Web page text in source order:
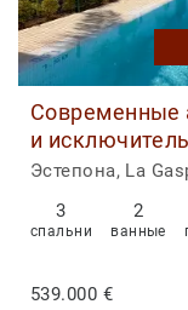
Современные
и
Эстепона, La
3
спальни
2
ванные
539.000 €